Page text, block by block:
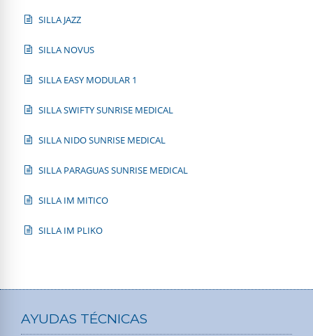
SILLA JAZZ
SILLA NOVUS
SILLA EASY MODULAR 1
SILLA SWIFTY SUNRISE MEDICAL
SILLA NIDO SUNRISE MEDICAL
SILLA PARAGUAS SUNRISE MEDICAL
SILLA IM MITICO
SILLA IM PLIKO
AYUDAS TÉCNICAS